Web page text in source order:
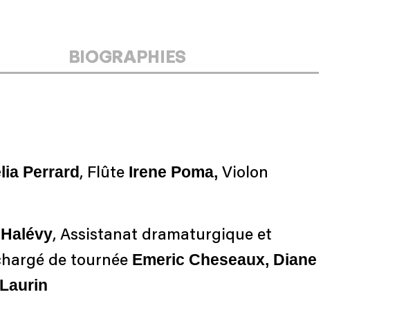
BIOGRAPHIES
Perrard, Flûte Irene Poma, Violon
, Assistanat dramaturgique et
de tournée Emeric Cheseaux, Diane